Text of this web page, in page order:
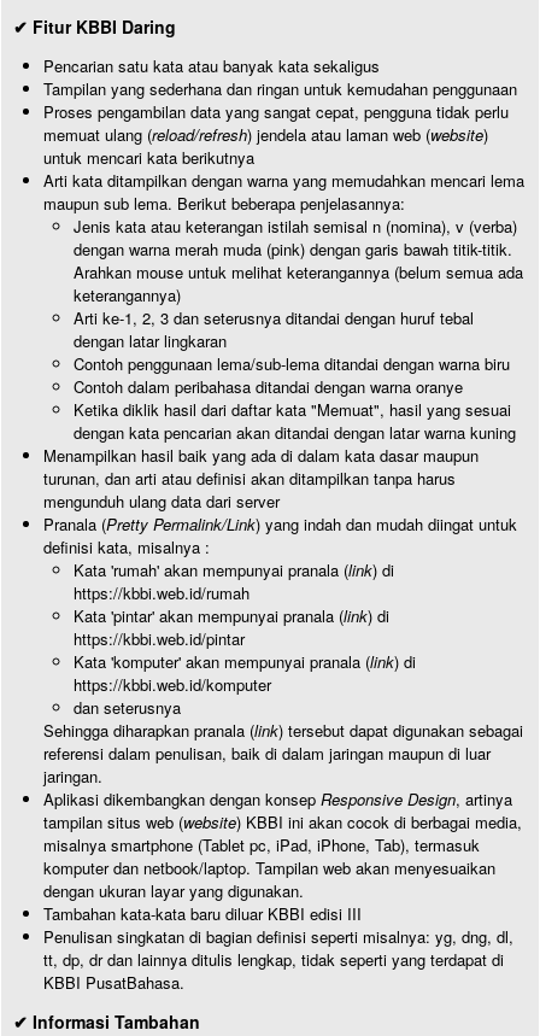
✔ Fitur KBBI Daring
Pencarian satu kata atau banyak kata sekaligus
Tampilan yang sederhana dan ringan untuk kemudahan penggunaan
Proses pengambilan data yang sangat cepat, pengguna tidak perlu
memuat ulang (reload/refresh) jendela atau laman web (website)
untuk mencari kata berikutnya
Arti kata ditampilkan dengan warna yang memudahkan mencari lema
maupun sub lema. Berikut beberapa penjelasannya:
Jenis kata atau keterangan istilah semisal n (nomina), v (verba)
dengan warna merah muda (pink) dengan garis bawah titik-titik.
Arahkan mouse untuk melihat keterangannya (belum semua ada
keterangannya)
Arti ke-1, 2, 3 dan seterusnya ditandai dengan huruf tebal
dengan latar lingkaran
Contoh penggunaan lema/sub-lema ditandai dengan warna biru
Contoh dalam peribahasa ditandai dengan warna oranye
Ketika diklik hasil dari daftar kata "Memuat", hasil yang sesuai
dengan kata pencarian akan ditandai dengan latar warna kuning
Menampilkan hasil baik yang ada di dalam kata dasar maupun
turunan, dan arti atau definisi akan ditampilkan tanpa harus
mengunduh ulang data dari server
Pranala (Pretty Permalink/Link) yang indah dan mudah diingat untuk
definisi kata, misalnya :
Kata 'rumah' akan mempunyai pranala (link) di
https://kbbi.web.id/rumah
Kata 'pintar' akan mempunyai pranala (link) di
https://kbbi.web.id/pintar
Kata 'komputer' akan mempunyai pranala (link) di
https://kbbi.web.id/komputer
dan seterusnya
Sehingga diharapkan pranala (link) tersebut dapat digunakan sebagai
referensi dalam penulisan, baik di dalam jaringan maupun di luar
jaringan.
Aplikasi dikembangkan dengan konsep Responsive Design, artinya
tampilan situs web (website) KBBI ini akan cocok di berbagai media,
misalnya smartphone (Tablet pc, iPad, iPhone, Tab), termasuk
komputer dan netbook/laptop. Tampilan web akan menyesuaikan
dengan ukuran layar yang digunakan.
Tambahan kata-kata baru diluar KBBI edisi III
Penulisan singkatan di bagian definisi seperti misalnya: yg, dng, dl,
tt, dp, dr dan lainnya ditulis lengkap, tidak seperti yang terdapat di
KBBI PusatBahasa.
✔ Informasi Tambahan